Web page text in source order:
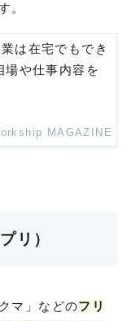
。
は在宅でもでき
場や仕事内容を
MAGAZINE
リ）
マ」などのフリ